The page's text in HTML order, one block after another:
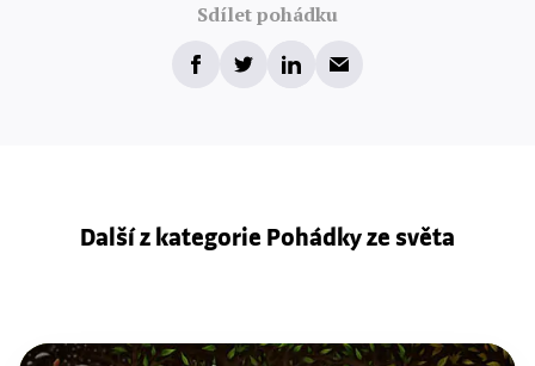
Sdílet pohádku
Další z kategorie Pohádky ze světa